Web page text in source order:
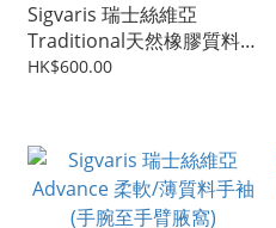
Sigvaris 瑞士絲維亞
Traditional天然橡膠質料
手袖 (手腕至手臂腋窩)
HK$600.00